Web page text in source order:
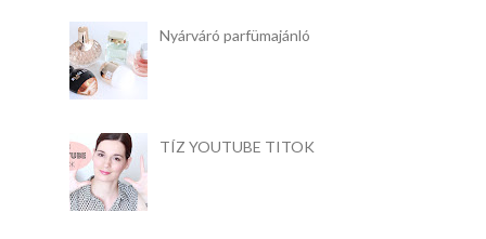
Nyárváró parfümajánló
TÍZ YOUTUBE TITOK